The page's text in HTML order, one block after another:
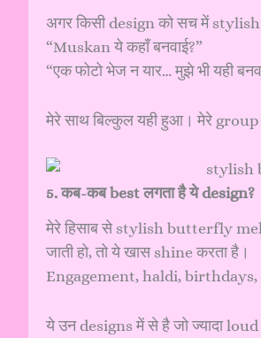
अगर किसी design को सच में stylish
“Muskan ये कहाँ बनवाई?”
“एक फोटो भेज न यार… मुझे भी यही
मेरे साथ बिल्कुल यही हुआ। मेरे
5. कब-कब best लगता है ये design?
मेरे हिसाब से stylish butterfly
जाती हो, तो ये खास shine करता है।
Engagement, haldi, birthdays,
ये उन designs में से है जो ज्यादा